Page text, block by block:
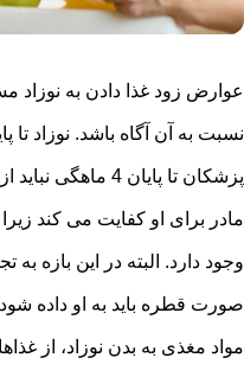
عوارض زود غذا دادن به
پزشکان تا پایان 4
مادر برای او کفایت می کند
وجود دارد. البته در این بازه
مواد مغذی به بدن نوزاد، از